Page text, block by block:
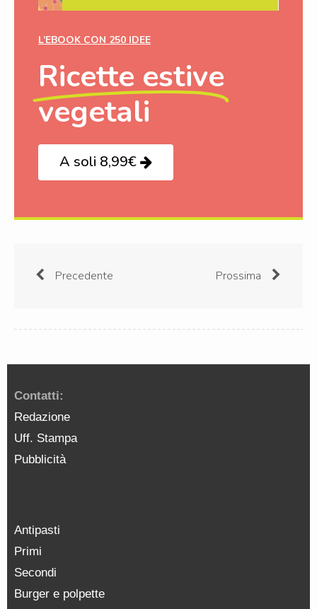
L’EBOOK CON 250 IDEE
Ricette estive
vegetali
A soli 8,99€
Precedente Prossima
Contatti:
Redazione
Uff. Stampa
Pubblicità
Antipasti
Primi
Secondi
Burger e polpette